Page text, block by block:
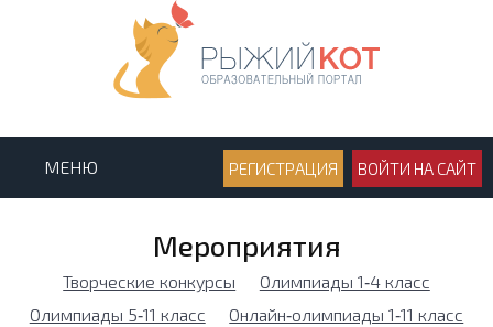
МЕНЮ РЕГИСТРАЦИЯ ВОЙТИ НА САЙТ
Мероприятия
Творческие конкурсы
Олимпиады 1‑4 класс
Олимпиады 5‑11 класс
Онлайн‑олимпиады 1‑11 класс